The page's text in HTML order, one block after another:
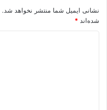
نشانی ایمیل شما منتشر نخواهد شد.
شده‌اند *